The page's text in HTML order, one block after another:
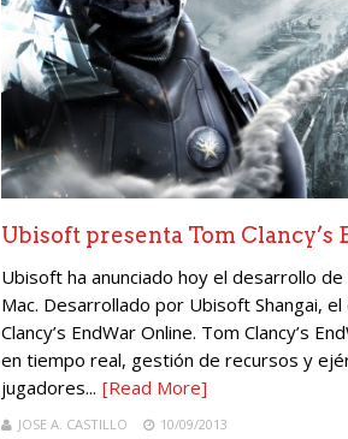
Ubisoft presenta Tom Clancy’s
Ubisoft ha anunciado hoy el desarrollo
Mac. Desarrollado por Ubisoft Shangai,
Clancy’s EndWar Online. Tom Clancy’s
en tiempo real, gestión de recursos y
jugadores... [Read More]
JOSE A. CASTILLO 10/09/2013